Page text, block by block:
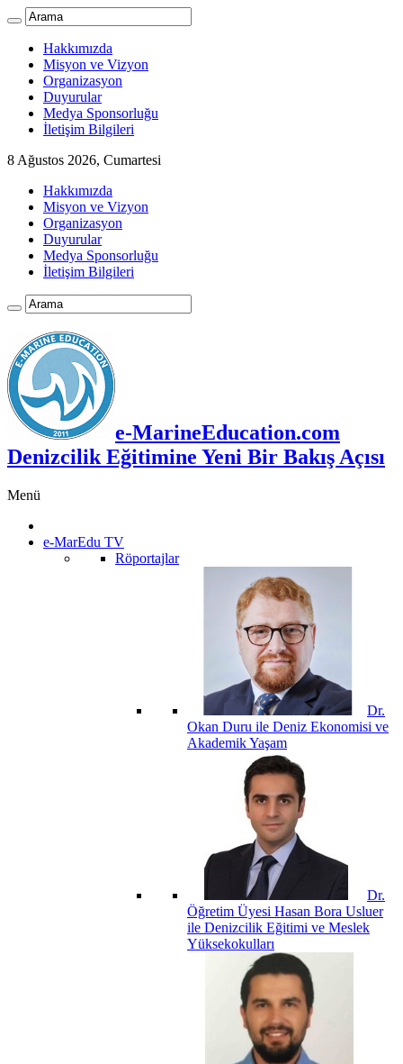
Hakkımızda
Misyon ve Vizyon
Organizasyon
Duyurular
Medya Sponsorluğu
İletişim Bilgileri
8 Ağustos 2026, Cumartesi
Hakkımızda
Misyon ve Vizyon
Organizasyon
Duyurular
Medya Sponsorluğu
İletişim Bilgileri
e-MarineEducation.com
Denizcilik Eğitimine Yeni Bir Bakış Açısı
Menü
e-MarEdu TV
Röportajlar
Dr.
Okan Duru ile Deniz Ekonomisi ve
Akademik Yaşam
Dr.
Öğretim Üyesi Hasan Bora Usluer
ile Denizcilik Eğitimi ve Meslek
Yüksekokulları